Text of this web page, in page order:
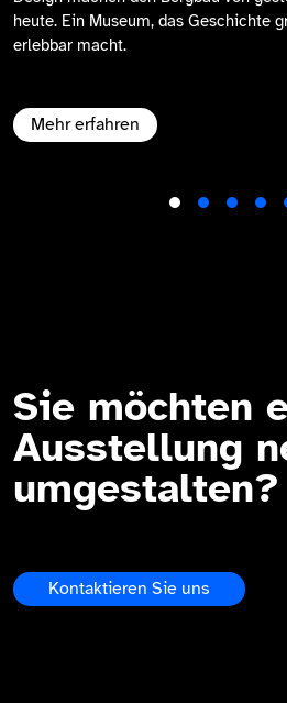
heute. Ein Museum, das Geschichte
erlebbar macht.
Mehr erfahren
Sie möchten
Ausstellung
umgestalten?
Kontaktieren Sie uns